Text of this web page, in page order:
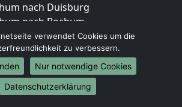
nach Duisburg
nach Bochum
nach Wuppertal
nach Bielefeld
nach Bonn
nach Münster
verwendet Cookies um die
zu verbessern.
Nur notwendige Cookies
Datenschutzerklärung